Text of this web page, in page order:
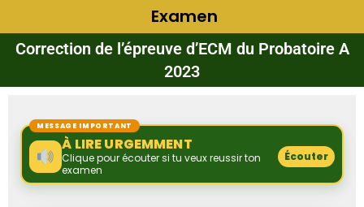
Examen
Correction de l’épreuve d’ECM du Probatoire A
2023
MESSAGE IMPORTANT
À LIRE URGEMMENT
Clique pour écouter si tu veux reussir ton
examen
Écouter